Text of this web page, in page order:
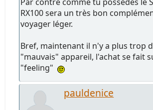
RX100 sera un très bon
voyager léger.
Bref, maintenant il n'y a plus trop
"mauvais" appareil, l'achat se fait
"feeling"
pauldenice